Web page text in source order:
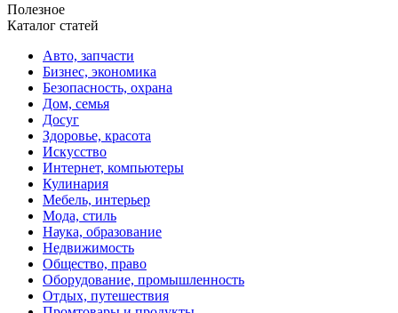
Полезное
Каталог статей
Авто, запчасти
Бизнес, экономика
Безопасность, охрана
Дом, семья
Досуг
Здоровье, красота
Искусство
Интернет, компьютеры
Кулинария
Мебель, интерьер
Мода, стиль
Наука, образование
Недвижимость
Общество, право
Оборудование, промышленность
Отдых, путешествия